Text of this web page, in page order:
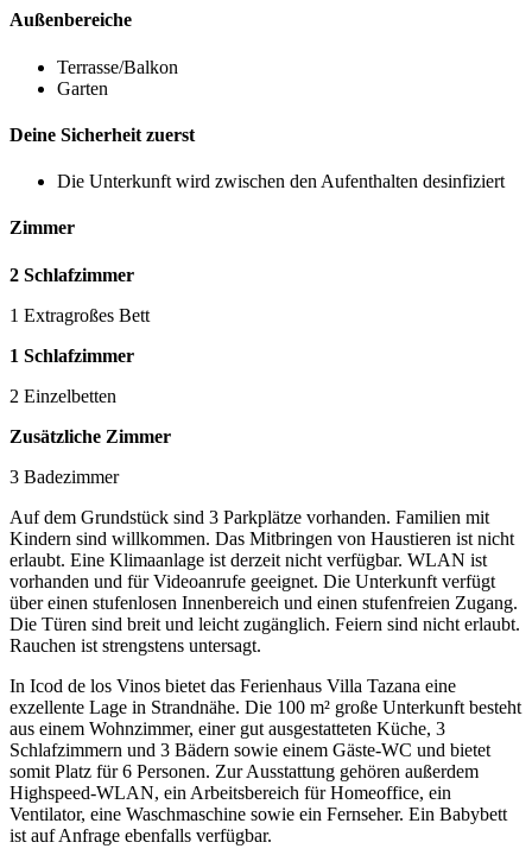
Außenbereiche
Terrasse/Balkon
Garten
Deine Sicherheit zuerst
Die Unterkunft wird zwischen den Aufenthalten desinfiziert
Zimmer
2 Schlafzimmer
1 Extragroßes Bett
1 Schlafzimmer
2 Einzelbetten
Zusätzliche Zimmer
3 Badezimmer
Auf dem Grundstück sind 3 Parkplätze vorhanden. Familien mit
Kindern sind willkommen. Das Mitbringen von Haustieren ist nicht
erlaubt. Eine Klimaanlage ist derzeit nicht verfügbar. WLAN ist
vorhanden und für Videoanrufe geeignet. Die Unterkunft verfügt
über einen stufenlosen Innenbereich und einen stufenfreien Zugang.
Die Türen sind breit und leicht zugänglich. Feiern sind nicht erlaubt.
Rauchen ist strengstens untersagt.
In Icod de los Vinos bietet das Ferienhaus Villa Tazana eine
exzellente Lage in Strandnähe. Die 100 m² große Unterkunft besteht
aus einem Wohnzimmer, einer gut ausgestatteten Küche, 3
Schlafzimmern und 3 Bädern sowie einem Gäste-WC und bietet
somit Platz für 6 Personen. Zur Ausstattung gehören außerdem
Highspeed-WLAN, ein Arbeitsbereich für Homeoffice, ein
Ventilator, eine Waschmaschine sowie ein Fernseher. Ein Babybett
ist auf Anfrage ebenfalls verfügbar.